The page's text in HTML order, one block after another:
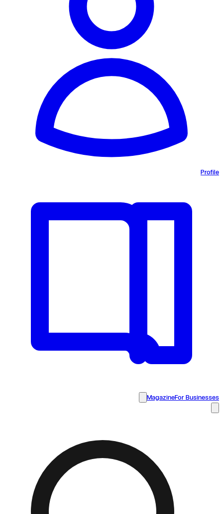
Profile
MagazineFor Businesses